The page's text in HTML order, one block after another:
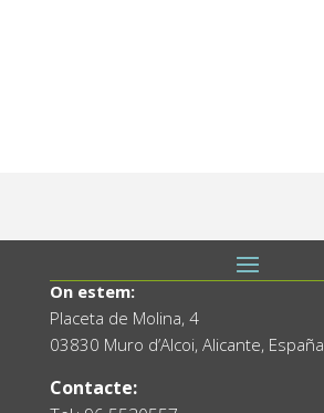
On estem:
Placeta de Molina, 4
03830 Muro d’Alcoi, Alicante, España
Contacte: